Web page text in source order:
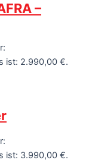
–
ist: 2.990,00 €.
ist: 3.990,00 €.